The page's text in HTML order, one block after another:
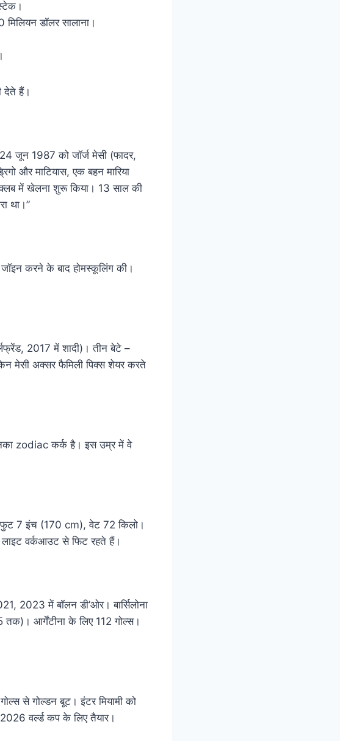
डॉलर सालाना।
देते हैं।
24 जून 1987 को जॉर्ज मेसी (फादर,
और माटियास, एक बहन मारिया
क्लब में खेलना शुरू किया। 13 साल की
था।”
जॉइन करने के बाद होमस्कूलिंग की।
2017 में शादी)। तीन बेटे –
मेसी अक्सर फैमिली पिक्स शेयर करते
zodiac कर्क है। इस उम्र में वे
फुट 7 इंच (170 cm), वेट 72 किलो।
वर्कआउट से फिट रहते हैं।
2023 में बॉलन डी’ओर। बार्सिलोना
आर्गेंटीना के लिए 112 गोल्स।
से गोल्डन बूट। इंटर मियामी को
वर्ल्ड कप के लिए तैयार।